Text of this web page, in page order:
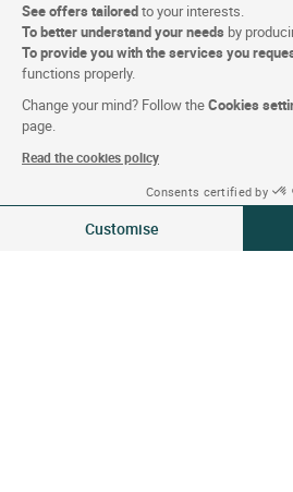
See offers tailoredto your interests.
To better understand your needs by
To provide you with the services you
functions properly.
Change your mind? Follow theCookies
page.
Read the cookies policy
Consents certified by
Customise
09-10 aug 2026
2 reizigers | 1 kamer
E-gift card
Bedrijven en groepen
Logis zoekt mensen
Persgedeelte
Voorwaarden voor de website
Wettelijke bepalingen